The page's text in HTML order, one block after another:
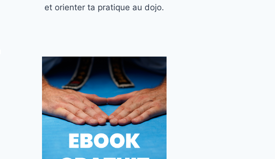
et orienter ta pratique au dojo.